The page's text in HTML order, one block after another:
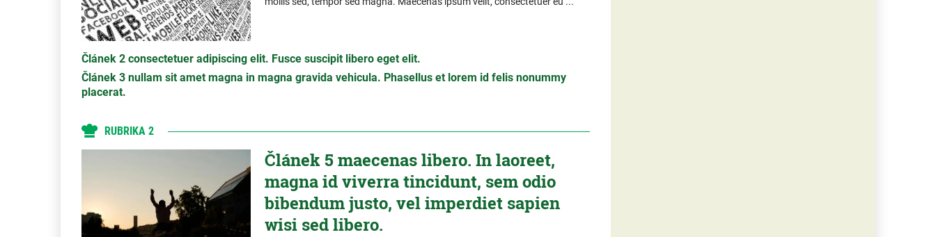
Článek 2 consectetuer adipiscing elit. Fusce suscipit libero eget elit.
Článek 3 nullam sit amet magna in magna gravida vehicula. Phasellus et lorem id felis nonummy
placerat.
RUBRIKA 2
Článek 5 maecenas libero. In laoreet,
magna id viverra tincidunt, sem odio
bibendum justo, vel imperdiet sapien
wisi sed libero.